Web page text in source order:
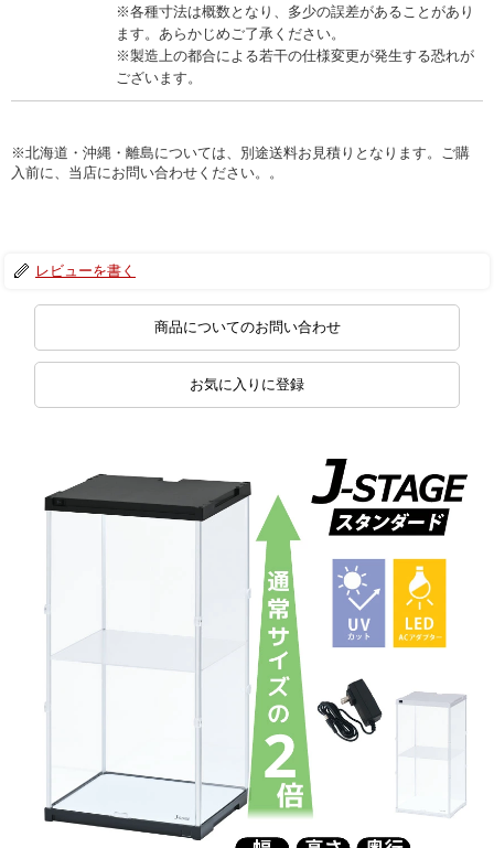
※各種寸法は概数となり、多少の誤差があることがあり
ます。あらかじめご了承ください。
※製造上の都合による若干の仕様変更が発生する恐れが
ございます。
※北海道・沖縄・離島については、別途送料お見積りとなります。ご購
入前に、当店にお問い合わせください。。
レビューを書く
商品についてのお問い合わせ
お気に入りに登録